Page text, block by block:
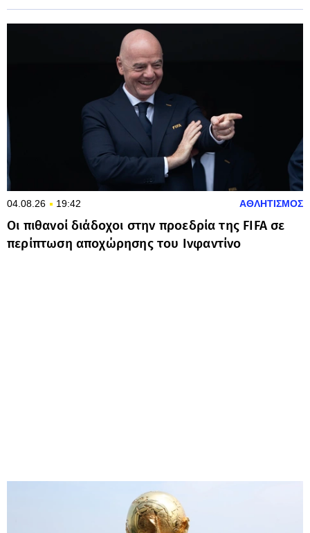
04.08.26 19:42 ΑΘΛΗΤΙΣΜΟΣ
Οι πιθανοί διάδοχοι στην προεδρία της FIFA σε
περίπτωση αποχώρησης του Ινφαντίνο